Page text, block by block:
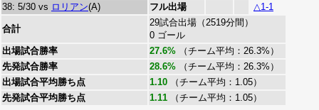
38: 5/30 vs ロリアン(A) フル出場 △1-1
合計
29試合出場（2519分間）
0 ゴール
出場試合勝率
27.6% （チーム平均：26.3%）
先発試合勝率
28.6% （チーム平均：26.3%）
出場試合平均勝ち点
1.10 （チーム平均：1.05）
先発試合平均勝ち点
1.11 （チーム平均：1.05）